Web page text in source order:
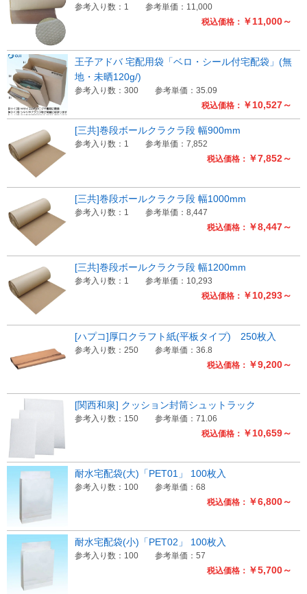
税込価格： ￥11,000～
参考入り数：1 参考単価：11,000
税込価格： ￥10,527～
王子アドバ 宅配用袋「ベロ・シール付宅配袋」(無
地・未晒120g/)
参考入り数：300 参考単価：35.09
税込価格： ￥7,852～
[三共]巻段ボールクラクラ段 幅900mm
参考入り数：1 参考単価：7,852
税込価格： ￥8,447～
[三共]巻段ボールクラクラ段 幅1000mm
参考入り数：1 参考単価：8,447
税込価格： ￥10,293～
[三共]巻段ボールクラクラ段 幅1200mm
参考入り数：1 参考単価：10,293
税込価格： ￥9,200～
[ハプコ]厚口クラフト紙(平板タイプ) 250枚入
参考入り数：250 参考単価：36.8
税込価格： ￥10,659～
[関西和泉] クッション封筒シュットラック
参考入り数：150 参考単価：71.06
税込価格： ￥6,800～
耐水宅配袋(大)「PET01」 100枚入
参考入り数：100 参考単価：68
税込価格： ￥5,700～
耐水宅配袋(小)「PET02」 100枚入
参考入り数：100 参考単価：57